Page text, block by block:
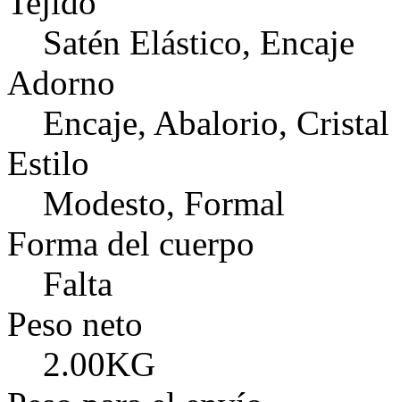
Satén Elástico, Encaje
Adorno
Encaje, Abalorio, Cristal
Estilo
Modesto, Formal
Forma del cuerpo
Falta
Peso neto
2.00KG